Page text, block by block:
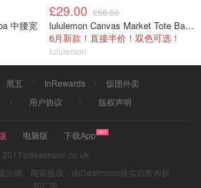
中腰宽
£29.00 £58.00
lululemon Canvas Market Tote Bag 19L
6月新款！直接半价！双色可选！
lululemon
黑五 InRewards
饭团外卖
用户协议 版权声明
电脑版
下载App
2017©dealmoon.co.uk
品牌、商家提供，由Dealmoon核实后发布折
扣广告